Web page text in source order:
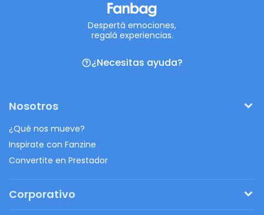
Despertá emociones,
regalá experiencias.
¿Necesitas ayuda?
Nosotros
¿Qué nos mueve?
Inspirate con Fanzine
Convertite en Prestador
Corporativo